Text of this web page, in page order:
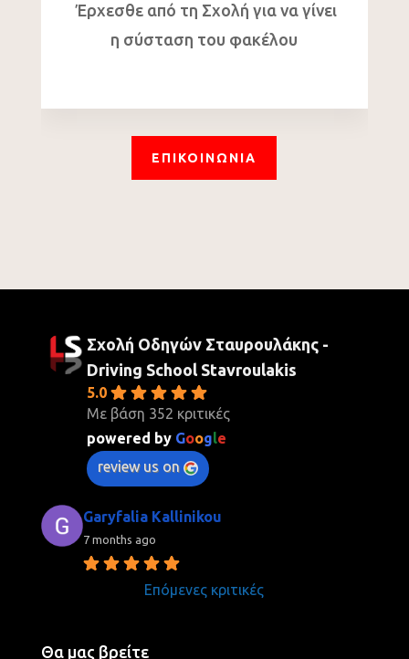
Έρχεσθε από τη Σχολή για να γίνει
η σύσταση του φακέλου
ΕΠΙΚΟΙΝΩΝΙΑ
Σχολή Οδηγών Σταυρουλάκης -
Driving School Stavroulakis
5.0
Με βάση 352 κριτικές
powered by Google
review us on
Garyfalia Kallinikou
7 months ago
Επόμενες κριτικές
Θα μας βρείτε